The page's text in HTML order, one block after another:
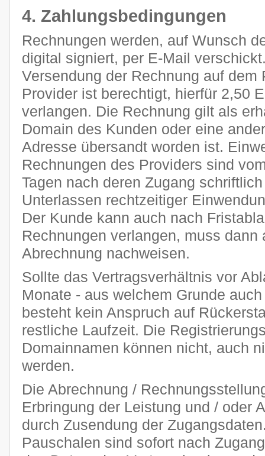
4. Zahlungsbedingungen
Rechnungen werden, auf Wunsch
digital signiert, per E-Mail
Versendung der Rechnung auf dem
Provider ist berechtigt, hierfür 2,50
verlangen. Die Rechnung gilt als
Domain des Kunden oder eine
Adresse übersandt worden ist.
Rechnungen des Providers sind
Tagen nach deren Zugang
Unterlassen rechtzeitiger
Der Kunde kann auch nach
Rechnungen verlangen, muss
Abrechnung nachweisen.
Sollte das Vertragsverhältnis vor
Monate - aus welchem Grunde
besteht kein Anspruch auf
restliche Laufzeit. Die
Domainnamen können nicht, auch
werden.
Die Abrechnung /
Erbringung der Leistung und / oder
durch Zusendung der
Pauschalen sind sofort nach